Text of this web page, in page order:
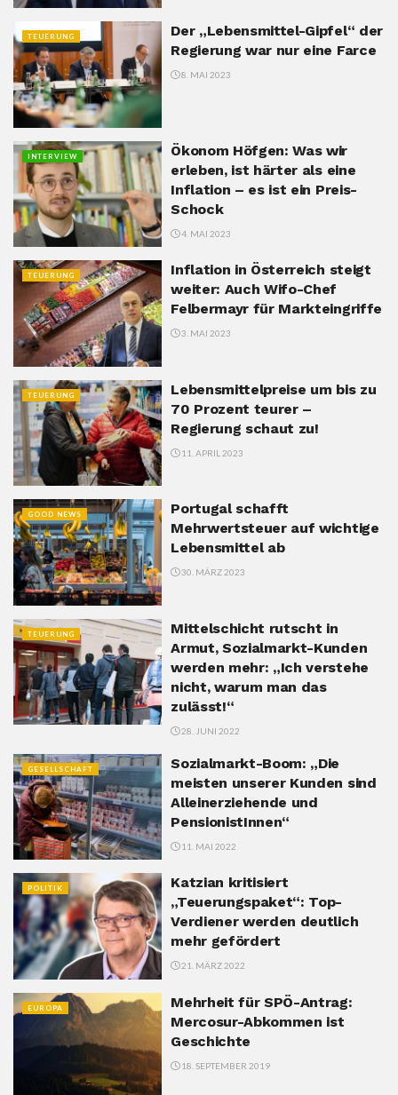
TEUERUNG
Der „Lebensmittel-Gipfel“ der
Regierung war nur eine Farce
8. MAI 2023
INTERVIEW
Ökonom Höfgen: Was wir
erleben, ist härter als eine
Inflation – es ist ein Preis-
Schock
4. MAI 2023
TEUERUNG
Inflation in Österreich steigt
weiter: Auch Wifo-Chef
Felbermayr für Markteingriffe
3. MAI 2023
TEUERUNG
Lebensmittelpreise um bis zu
70 Prozent teurer –
Regierung schaut zu!
11. APRIL 2023
GOOD NEWS
Portugal schafft
Mehrwertsteuer auf wichtige
Lebensmittel ab
30. MÄRZ 2023
TEUERUNG
Mittelschicht rutscht in
Armut, Sozialmarkt-Kunden
werden mehr: „Ich verstehe
nicht, warum man das
zulässt!“
28. JUNI 2022
GESELLSCHAFT
Sozialmarkt-Boom: „Die
meisten unserer Kunden sind
Alleinerziehende und
PensionistInnen“
11. MAI 2022
POLITIK
Katzian kritisiert
„Teuerungspaket“: Top-
Verdiener werden deutlich
mehr gefördert
21. MÄRZ 2022
EUROPA
Mehrheit für SPÖ-Antrag:
Mercosur-Abkommen ist
Geschichte
18. SEPTEMBER 2019